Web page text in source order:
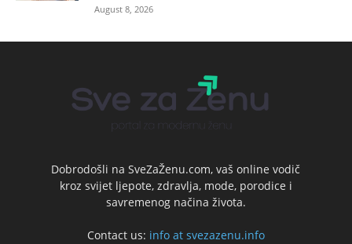
August 8, 2026
Dobrodošli na SveZaŽenu.com, vaš online vodič
kroz svijet ljepote, zdravlja, mode, porodice i
savremenog načina života.
Contact us: info at svezazenu.info